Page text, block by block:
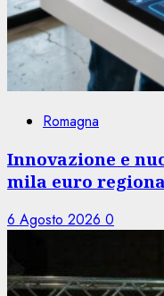
Romagna
Innovazione e
mila euro
6 Agosto 2026 0